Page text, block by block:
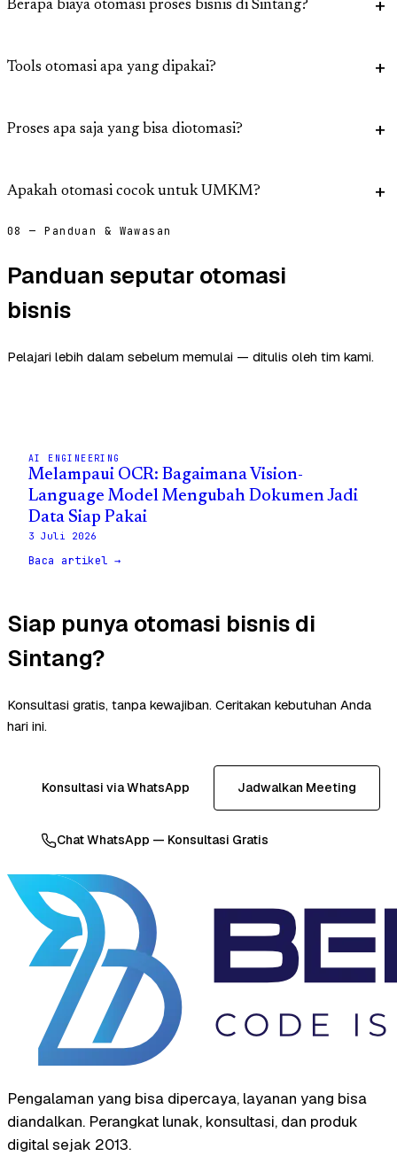
Berapa biaya otomasi proses bisnis di Sintang?
Tools otomasi apa yang dipakai?
Proses apa saja yang bisa diotomasi?
Apakah otomasi cocok untuk UMKM?
08 — Panduan & Wawasan
Panduan seputar otomasi
bisnis
Pelajari lebih dalam sebelum memulai — ditulis oleh tim kami.
AI ENGINEERING
Melampaui OCR: Bagaimana Vision-
Language Model Mengubah Dokumen Jadi
Data Siap Pakai
3 Juli 2026
Baca artikel →
Siap punya otomasi bisnis di
Sintang?
Konsultasi gratis, tanpa kewajiban. Ceritakan kebutuhan Anda
hari ini.
Konsultasi via WhatsApp Jadwalkan Meeting
Chat WhatsApp — Konsultasi Gratis
Pengalaman yang bisa dipercaya, layanan yang bisa
diandalkan. Perangkat lunak, konsultasi, dan produk
digital sejak 2013.